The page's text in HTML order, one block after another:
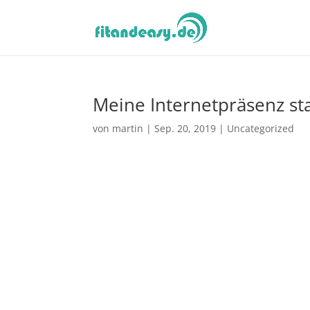
Meine Internetpräsenz
von martin |Sep. 20, 2019 | Uncategorized